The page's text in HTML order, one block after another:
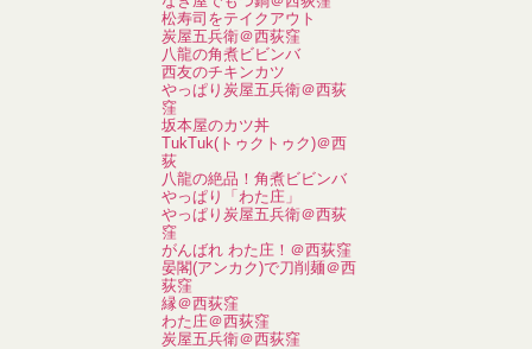
松寿司をテイクアウト
炭屋五兵衛＠西荻窪
八龍の角煮ビビンバ
西友のチキンカツ
やっぱり炭屋五兵衛＠西荻
窪
坂本屋のカツ丼
TukTuk(トゥクトゥク)＠西
荻
八龍の絶品！角煮ビビンバ
やっぱり「わた庄」
やっぱり炭屋五兵衛＠西荻
窪
がんばれ わた庄！＠西荻窪
晏閣(アンカク)で刀削麺＠西
荻窪
縁＠西荻窪
わた庄＠西荻窪
炭屋五兵衛＠西荻窪